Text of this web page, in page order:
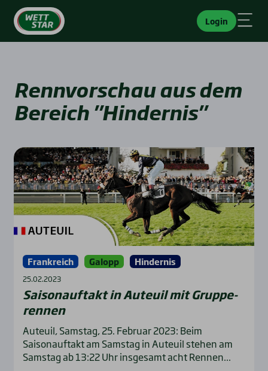
Login
Rennvorschau aus dem
Bereich "Hindernis"
Frankreich Galopp Hindernis
25.02.2023
Sai­son­auf­takt in Auteuil mit Grup­pe­
ren­nen
Auteuil, Samstag, 25. Februar 2023: Beim
Saisonauftakt am Samstag in Auteuil stehen am
Samstag ab 13:22 Uhr insgesamt acht Rennen...